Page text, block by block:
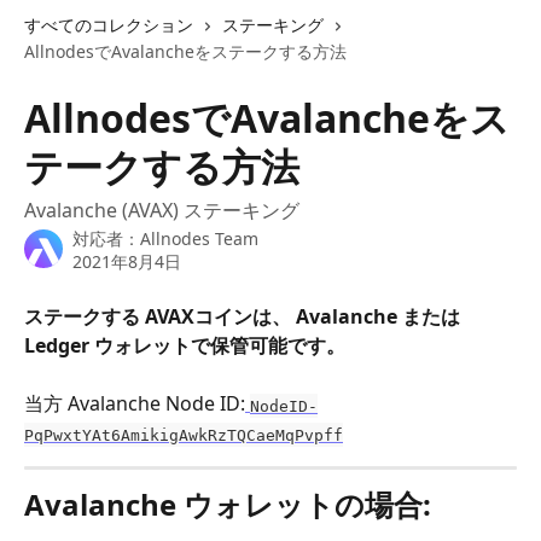
すべてのコレクション
ステーキング
AllnodesでAvalancheをステークする方法
AllnodesでAvalancheをス
テークする方法
Avalanche (AVAX) ステーキング
対応者： Allnodes Team
2021年8月4日
ステークする AVAXコインは、 Avalanche または
Ledger ウォレットで保管可能です。
当方 Avalanche Node ID: NodeID-
PqPwxtYAt6AmikigAwkRzTQCaeMqPvpff
Avalanche ウォレットの場合: